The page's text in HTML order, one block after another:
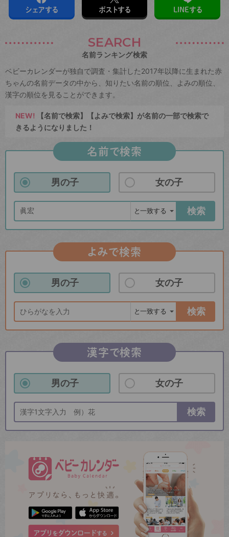
シェアする ポストする LINEする
SEARCH
名前ランキング検索
ベビーカレンダーが独自で調査・集計した2017年以降に生まれた赤
ちゃんの名前データの中から、知りたい名前の順位、よみの順位、
漢字の順位を見ることができます。
NEW! 【名前で検索】【よみで検索】が名前の一部で検索で
きるようになりました！
名前で検索
男の子 女の子
検索
よみで検索
男の子 女の子
検索
漢字で検索
男の子 女の子
検索